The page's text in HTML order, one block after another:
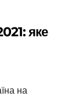
яке
на